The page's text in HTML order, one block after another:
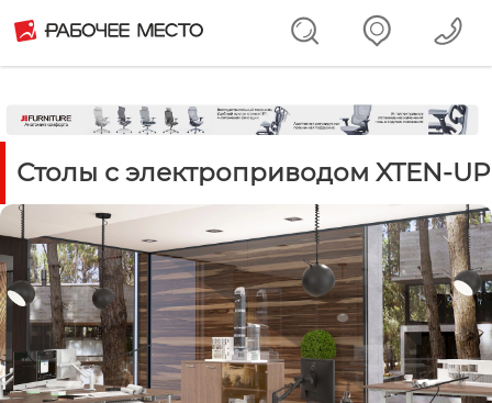
Столы с электроприводом XTEN-UP